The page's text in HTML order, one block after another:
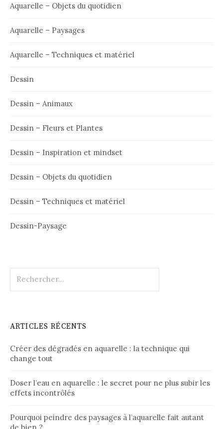
Aquarelle – Objets du quotidien
Aquarelle – Paysages
Aquarelle – Techniques et matériel
Dessin
Dessin – Animaux
Dessin – Fleurs et Plantes
Dessin – Inspiration et mindset
Dessin – Objets du quotidien
Dessin – Techniques et matériel
Dessin-Paysage
ARTICLES RÉCENTS
Créer des dégradés en aquarelle : la technique qui
change tout
Doser l’eau en aquarelle : le secret pour ne plus subir les
effets incontrôlés
Pourquoi peindre des paysages à l’aquarelle fait autant